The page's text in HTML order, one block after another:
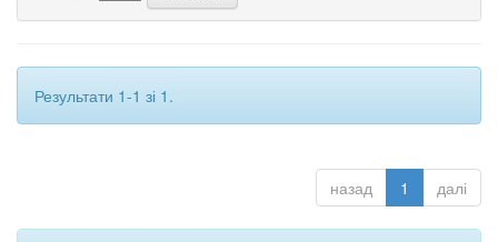
Результати 1-1 зі 1.
назад 1 далі